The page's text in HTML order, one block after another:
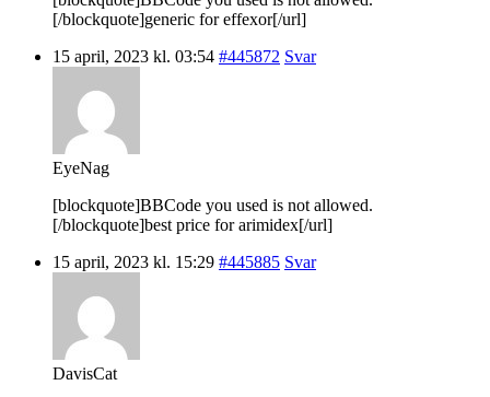
[/blockquote]generic for effexor[/url]
15 april, 2023 kl. 03:54 #445872 Svar
EyeNag
[blockquote]BBCode you used is not allowed.
[/blockquote]best price for arimidex[/url]
15 april, 2023 kl. 15:29 #445885 Svar
DavisCat